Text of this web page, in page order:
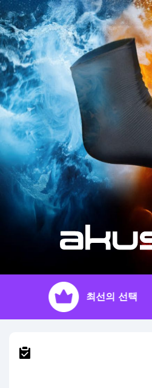
최선의 선택